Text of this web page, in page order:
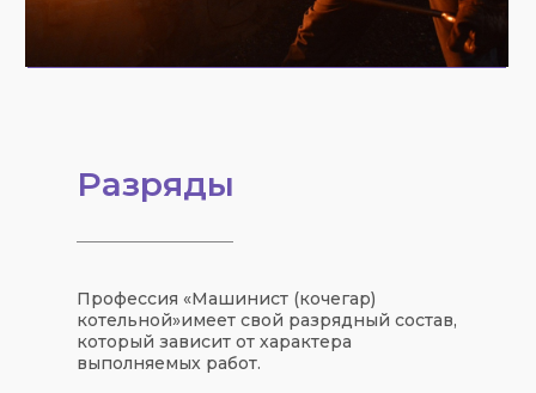
Разряды
Профессия «Машинист (кочегар)
котельной»имеет свой разрядный состав,
который зависит от характера
выполняемых работ.